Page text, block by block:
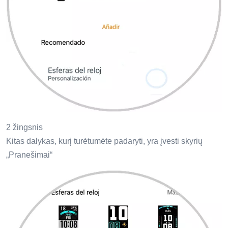
2 žingsnis
Kitas dalykas, kurį turėtumėte padaryti, yra įvesti skyrių
„Pranešimai“